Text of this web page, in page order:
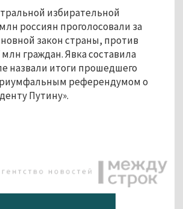
избирательной
россиян проголосовали за
закон страны, против
граждан. Явка составила
назвали итоги прошедшего
референдумом о
Путину».